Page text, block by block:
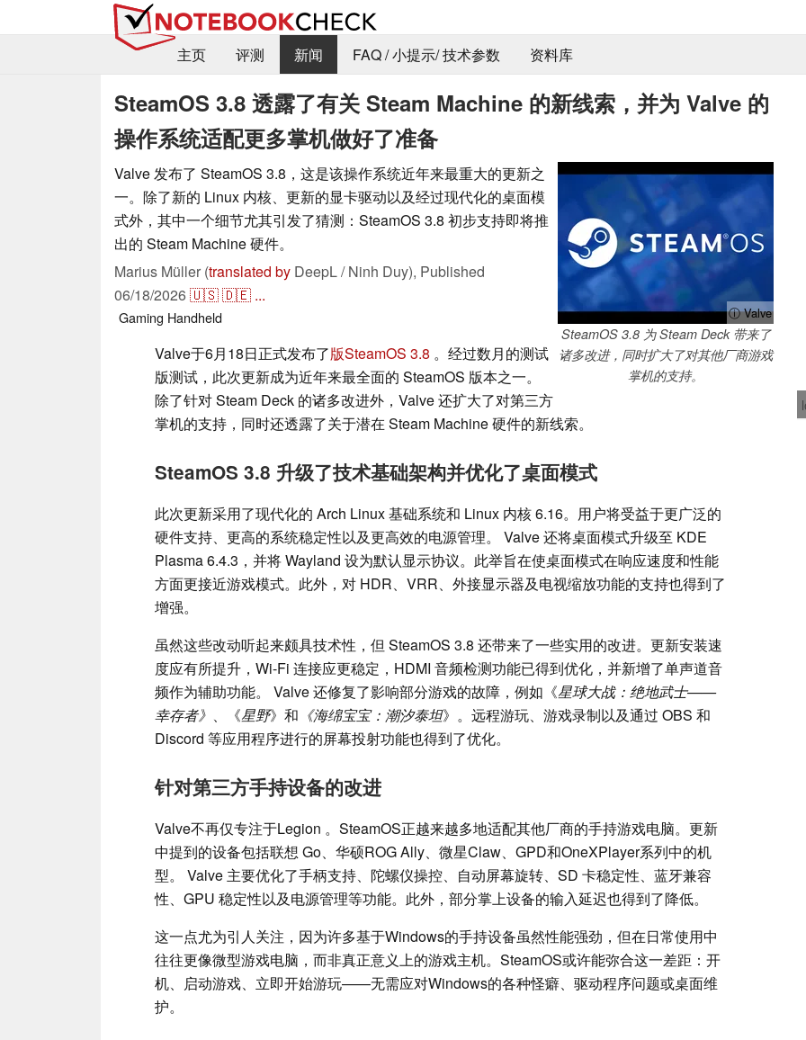
主页 评测 新闻 FAQ / 小提示/ 技术参数 资料库
SteamOS 3.8 透露了有关 Steam Machine 的新线索，并为 Valve 的
操作系统适配更多掌机做好了准备
ⓘ Valve
SteamOS 3.8 为 Steam Deck 带来了
诸多改进，同时扩大了对其他厂商游戏
掌机的支持。
Valve 发布了 SteamOS 3.8，这是该操作系统近年来最重大的更新之
一。除了新的 Linux 内核、更新的显卡驱动以及经过现代化的桌面模
式外，其中一个细节尤其引发了猜测：SteamOS 3.8 初步支持即将推
出的 Steam Machine 硬件。
Marius Müller (translated by DeepL / Ninh Duy), Published
06/18/2026🇺🇸🇩🇪 ...
Gaming Handheld
Valve于6月18日正式发布了版SteamOS 3.8 。经过数月的测试
版测试，此次更新成为近年来最全面的 SteamOS 版本之一。
除了针对 Steam Deck 的诸多改进外，Valve 还扩大了对第三方
掌机的支持，同时还透露了关于潜在 Steam Machine 硬件的新线索。
SteamOS 3.8 升级了技术基础架构并优化了桌面模式
此次更新采用了现代化的 Arch Linux 基础系统和 Linux 内核 6.16。用户将受益于更广泛的
硬件支持、更高的系统稳定性以及更高效的电源管理。 Valve 还将桌面模式升级至 KDE
Plasma 6.4.3，并将 Wayland 设为默认显示协议。此举旨在使桌面模式在响应速度和性能
方面更接近游戏模式。此外，对 HDR、VRR、外接显示器及电视缩放功能的支持也得到了
增强。
虽然这些改动听起来颇具技术性，但 SteamOS 3.8 还带来了一些实用的改进。更新安装速
度应有所提升，Wi-Fi 连接应更稳定，HDMI 音频检测功能已得到优化，并新增了单声道音
频作为辅助功能。 Valve 还修复了影响部分游戏的故障，例如《星球大战：绝地武士——
幸存者》 、《星野》和 《海绵宝宝：潮汐泰坦》。远程游玩、游戏录制以及通过 OBS 和
Discord 等应用程序进行的屏幕投射功能也得到了优化。
针对第三方手持设备的改进
Valve不再仅专注于Legion 。SteamOS正越来越多地适配其他厂商的手持游戏电脑。更新
中提到的设备包括联想 Go、华硕ROG Ally、微星Claw、GPD和OneXPlayer系列中的机
型。 Valve 主要优化了手柄支持、陀螺仪操控、自动屏幕旋转、SD 卡稳定性、蓝牙兼容
性、GPU 稳定性以及电源管理等功能。此外，部分掌上设备的输入延迟也得到了降低。
这一点尤为引人关注，因为许多基于Windows的手持设备虽然性能强劲，但在日常使用中
往往更像微型游戏电脑，而非真正意义上的游戏主机。SteamOS或许能弥合这一差距：开
机、启动游戏、立即开始游玩——无需应对Windows的各种怪癖、驱动程序问题或桌面维
护。